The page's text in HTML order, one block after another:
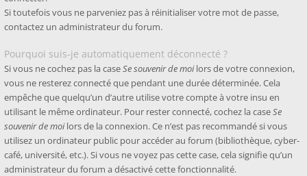
Si toutefois vous ne parveniez pas à réinitialiser votre mot de passe,
contactez un administrateur du forum.
Pourquoi suis-je automatiquement déconnecté ?
Si vous ne cochez pas la caseSe souvenir de moilors de votre connexion,
vous ne resterez connecté que pendant une durée déterminée. Cela
empêche que quelqu’un d’autre utilise votre compte à votre insu en
utilisant le même ordinateur. Pour rester connecté, cochez la caseSe
souvenir de moilors de la connexion. Ce n’est pas recommandé si vous
utilisez un ordinateur public pour accéder au forum (bibliothèque, cyber-
café, université, etc.). Si vous ne voyez pas cette case, cela signifie qu’un
administrateur du forum a désactivé cette fonctionnalité.